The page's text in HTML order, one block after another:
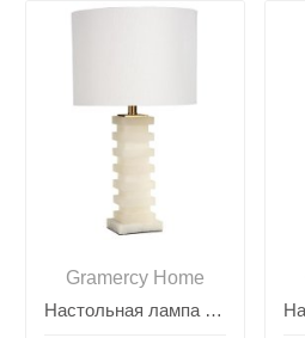
Gramercy Home
Настольная лампа Bolita